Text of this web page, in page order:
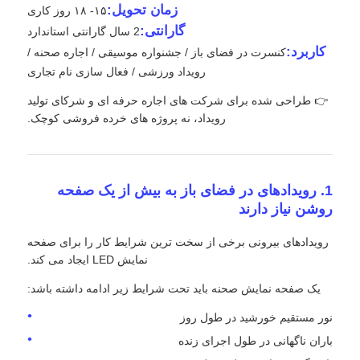
نمایش VR
درباره ما
کنترل کیفیت
با ما تماس بگیرید
موارد
زمان تحویل:۱۵- ۱۸ روز کاری
گارانتی:2 سال گارانتی استاندارد
کاربرد:کنسرت در فضای باز / جشنواره موسیقی / اجاره صحنه /
رویداد ورزشی / فعال سازی نام تجاری
👉 طراحی شده برای شرکت های اجاره حرفه ای و شرکای تولید
رویداد، نه پروژه های خرده فروشی کوچک.
1. رویدادهای در فضای باز به بیش از یک صفحه
روشن نیاز دارند
رویدادهای بیرونی برخی از سخت ترین شرایط کار را برای صفحه
نمایش LED ایجاد می کند.
یک صفحه نمایش صحنه باید تحت شرایط زیر ادامه داشته باشد:
نور مستقیم خورشید در طول روز
باران ناگهانی در طول اجرای زنده